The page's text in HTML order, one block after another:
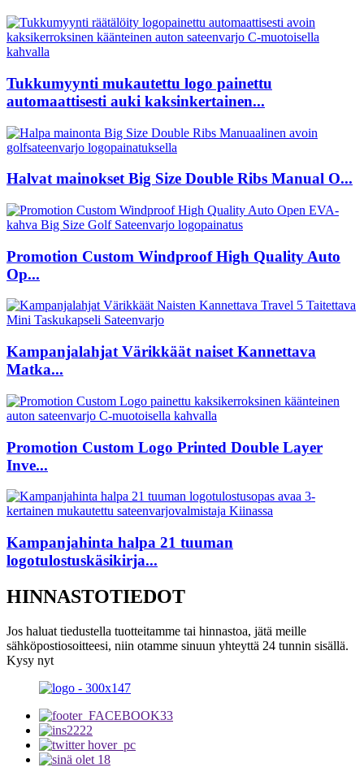
Tukkumyynti mukautettu logo painettu
automaattisesti auki kaksinkertainen...
Halvat mainokset Big Size Double Ribs Manual O...
Promotion Custom Windproof High Quality Auto
Op...
Kampanjalahjat Värikkäät naiset Kannettava
Matka...
Promotion Custom Logo Printed Double Layer
Inve...
Kampanjahinta halpa 21 tuuman
logotulostuskäsikirja...
HINNASTOTIEDOT
Jos haluat tiedustella tuotteitamme tai hinnastoa, jätä meille
sähköpostiosoitteesi, niin otamme sinuun yhteyttä 24 tunnin sisällä.
Kysy nyt